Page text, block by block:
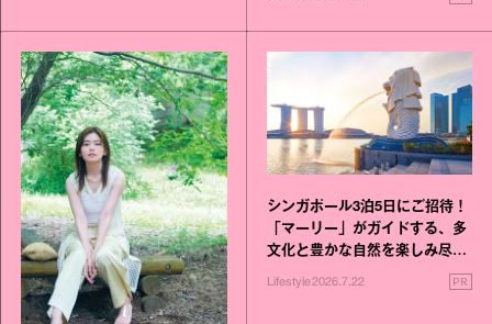
シンガポール3泊5日にご招待！
「マーリー」がガイドする、多
文化と豊かな自然を楽しみ尽く
Lifestyle2026.7.22 PR